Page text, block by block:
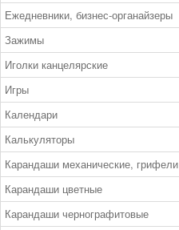
Ежедневники, бизнес-органайзеры
Зажимы
Иголки канцелярские
Игры
Календари
Калькуляторы
Карандаши механические, грифели
Карандаши цветные
Карандаши чернографитовые